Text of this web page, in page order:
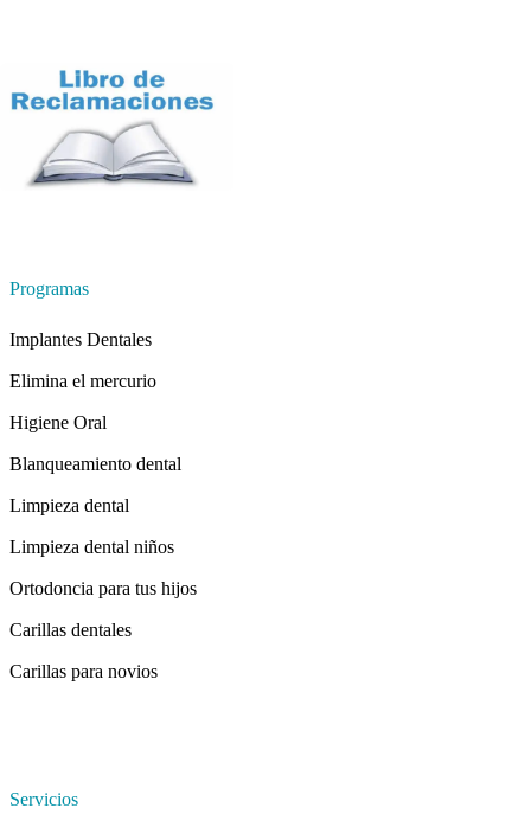
Programas
Implantes Dentales
Elimina el mercurio
Higiene Oral
Blanqueamiento dental
Limpieza dental
Limpieza dental niños
Ortodoncia para tus hijos
Carillas dentales
Carillas para novios
Servicios